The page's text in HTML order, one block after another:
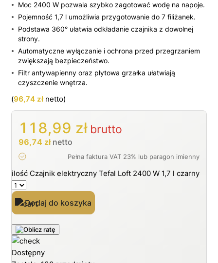
Moc 2400 W pozwala szybko zagotować wodę na napoje.
Pojemność 1,7 l umożliwia przygotowanie do 7 filiżanek.
Podstawa 360° ułatwia odkładanie czajnika z dowolnej
strony.
Automatyczne wyłączanie i ochrona przed przegrzaniem
zwiększają bezpieczeństwo.
Filtr antywapienny oraz płytowa grzałka ułatwiają
czyszczenie wnętrza.
(96,74 zł netto)
118,99 złbrutto
96,74 złnetto
ilość Czajnik elektryczny Tefal Loft 2400 W 1,7 l czarny
Dodaj do koszyka
Dostępny